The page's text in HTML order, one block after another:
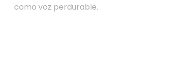
como voz perdurable.